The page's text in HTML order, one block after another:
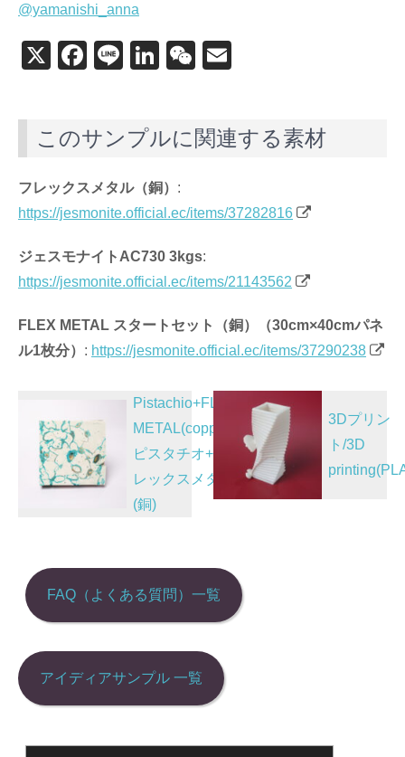
@yamanishi_anna
X
F
e
o
o
k
Li
Li
e
n
W
h
このサンプルに関連する素材
フレックスメタル（銅） :
https://jesmonite.official.ec/items/37282816
ジェスモナイトAC730 3kgs:
https://jesmonite.official.ec/items/21143562
FLEX METAL スタートセット（銅）（30cm×40cmパネ
ル1枚分） : https://jesmonite.official.ec/items/37290238
稿
ナ
ビ
シ
ョ
ン
Pistachio+FLEX
METAL(copper)/
ピスタチオ+フ
レックスメタル
(銅)
3Dプリン
ト/3D
FAQ（よくある質問）一覧
アイディアサンプル 一覧